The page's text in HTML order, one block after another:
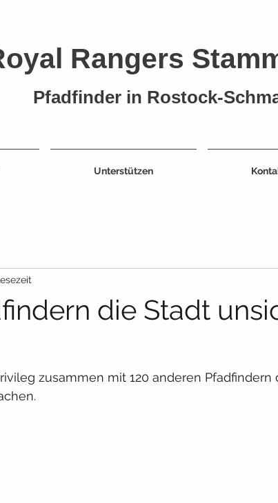
Rangers
Pfadfinder in Rostock-
Unterstützen
die Stadt
zusammen mit 120 anderen Pfadfindern